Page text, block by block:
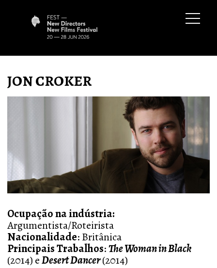
JON CROKER
Ocupação na indústria:
Argumentista/Roteirista
Nacionalidade: Britânica
Principais Trabalhos:The Woman in Black
(2014) eDesert Dancer(2014)